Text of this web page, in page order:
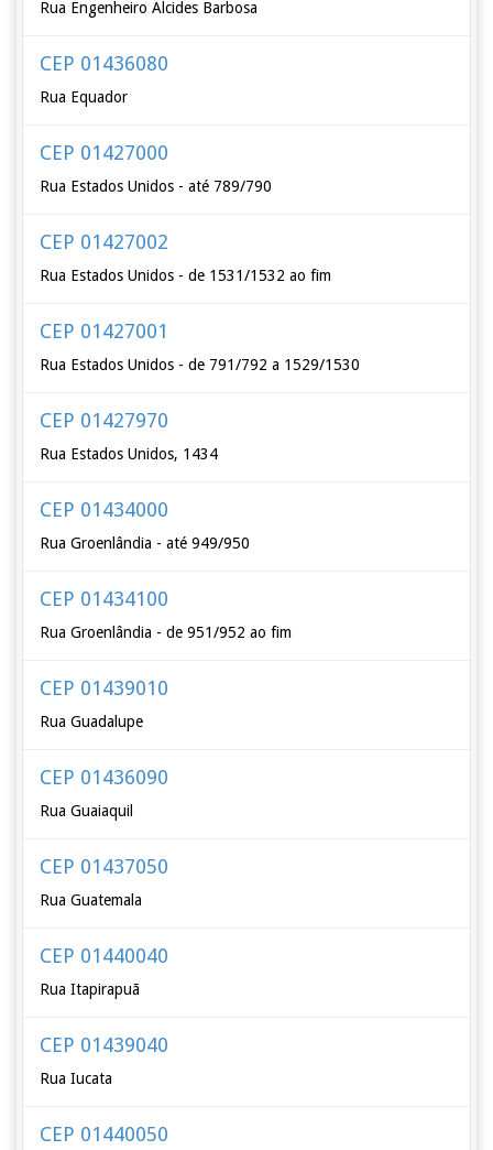
Rua Engenheiro Alcides Barbosa
CEP 01436080
Rua Equador
CEP 01427000
Rua Estados Unidos - até 789/790
CEP 01427002
Rua Estados Unidos - de 1531/1532 ao fim
CEP 01427001
Rua Estados Unidos - de 791/792 a 1529/1530
CEP 01427970
Rua Estados Unidos, 1434
CEP 01434000
Rua Groenlândia - até 949/950
CEP 01434100
Rua Groenlândia - de 951/952 ao fim
CEP 01439010
Rua Guadalupe
CEP 01436090
Rua Guaiaquil
CEP 01437050
Rua Guatemala
CEP 01440040
Rua Itapirapuã
CEP 01439040
Rua Iucata
CEP 01440050